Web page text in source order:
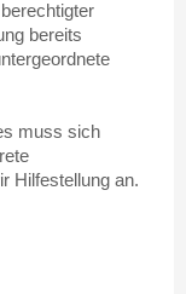
bereits
muss sich
Hilfestellung an.